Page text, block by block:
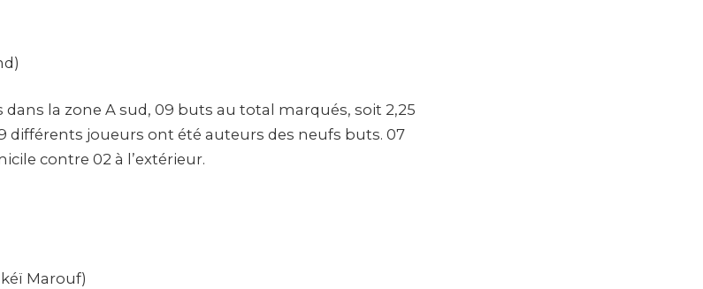
la zone A sud, 09 buts au total marqués, soit 2,25
différents joueurs ont été auteurs des neufs buts. 07
contre 02 à l’extérieur.
Marouf)